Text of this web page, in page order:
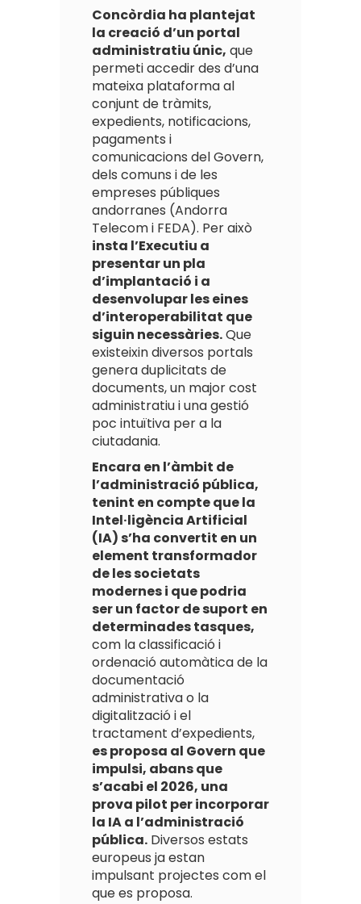
Concòrdia ha plantejat
la creació d’un portal
administratiu únic, que
permeti accedir des d’una
mateixa plataforma al
conjunt de tràmits,
expedients, notificacions,
pagaments i
comunicacions del Govern,
dels comuns i de les
empreses públiques
andorranes (Andorra
Telecom i FEDA). Per això
insta l’Executiu a
presentar un pla
d’implantació i a
desenvolupar les eines
d’interoperabilitat que
siguin necessàries.Que
existeixin diversos portals
genera duplicitats de
documents, un major cost
administratiu i una gestió
poc intuïtiva per a la
ciutadania.
Encara en l’àmbit de
l’administració pública,
tenint en compte que la
Intel·ligència Artificial
(IA) s’ha convertit en un
element transformador
de les societats
modernes i que podria
ser un factor de suport en
determinades tasques,
com la classificació i
ordenació automàtica de la
documentació
administrativa o la
digitalització i el
tractament d’expedients,
es proposa al Govern que
impulsi, abans que
s’acabi el 2026, una
prova pilot per incorporar
la IA a l’administració
pública. Diversos estats
europeus ja estan
impulsant projectes com el
que es proposa.